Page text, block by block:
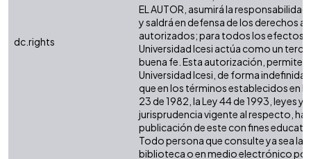
dc.rights
EL AUTOR, asumirá la
y saldrá en defensa de los derechos
autorizados; para todos los efectos,
Universidad Icesi actúa como un
buena fe. Esta autorización, permite a
Universidad Icesi, de forma indefinida,
que en los términos establecidos en la
23 de 1982, la Ley 44 de 1993, leyes y
jurisprudencia vigente al respecto,
publicación de este con fines
Todo persona que consulte ya sea la
biblioteca o en medio electrónico